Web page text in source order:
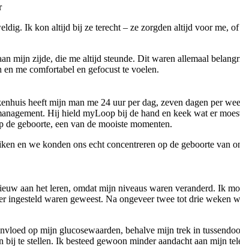
Ik kon altijd bij ze terecht – ze zorgden altijd voor me,
mijn zijde, die me altijd steunde. Dit waren allemaal
me comfortabel en gefocust te voelen.
heeft mijn man me 24 uur per dag, zeven dagen per
Hij hield myLoop bij de hand en keek wat er
geboorte, een van de mooiste momenten.
en we konden ons echt concentreren op de geboorte van
aan het leren, omdat mijn niveaus waren veranderd. Ik
ingesteld waren geweest. Na ongeveer twee tot drie weken
op mijn glucosewaarden, behalve mijn trek in
bij te stellen. Ik besteed gewoon minder aandacht aan mijn